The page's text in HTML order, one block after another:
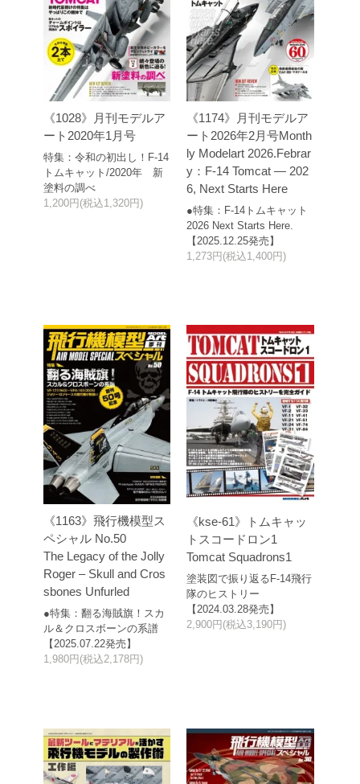
《1028》月刊モデルア
ート2020年1月号
特集：令和の初出し！F-14
トムキャット/2020年 新
塗料の調べ
1,200円(税込1,320円)
《1174》月刊モデルア
ート2026年2月号Month
ly Modelart 2026.Febrar
y：F-14 Tomcat — 202
6, Next Starts Here
●特集：F-14トムキャット
2026 Next Starts Here.
【2025.12.25発売】
1,273円(税込1,400円)
《1163》飛行機模型ス
ペシャル No.50
The Legacy of the Jolly
Roger – Skull and Cros
sbones Unfurled
●特集：翻る海賊旗！スカ
ル＆クロスボーンの系譜
【2025.07.22発売】
1,980円(税込2,178円)
《kse-61》トムキャッ
トスコードロン1
Tomcat Squadrons1
塗装図で振り返るF-14飛行
隊のヒストリー
【2024.03.28発売】
2,900円(税込3,190円)